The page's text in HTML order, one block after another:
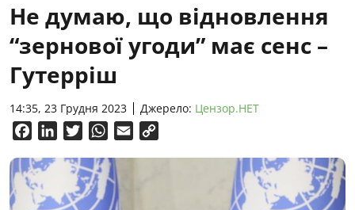
Не думаю, що відновлення
“зернової угоди” має сенс –
Гутерріш
14:35, 23 Грудня 2023 Джерело: Цензор.НЕТ
FacebookLinkedInTwitterWhatsApp
Email